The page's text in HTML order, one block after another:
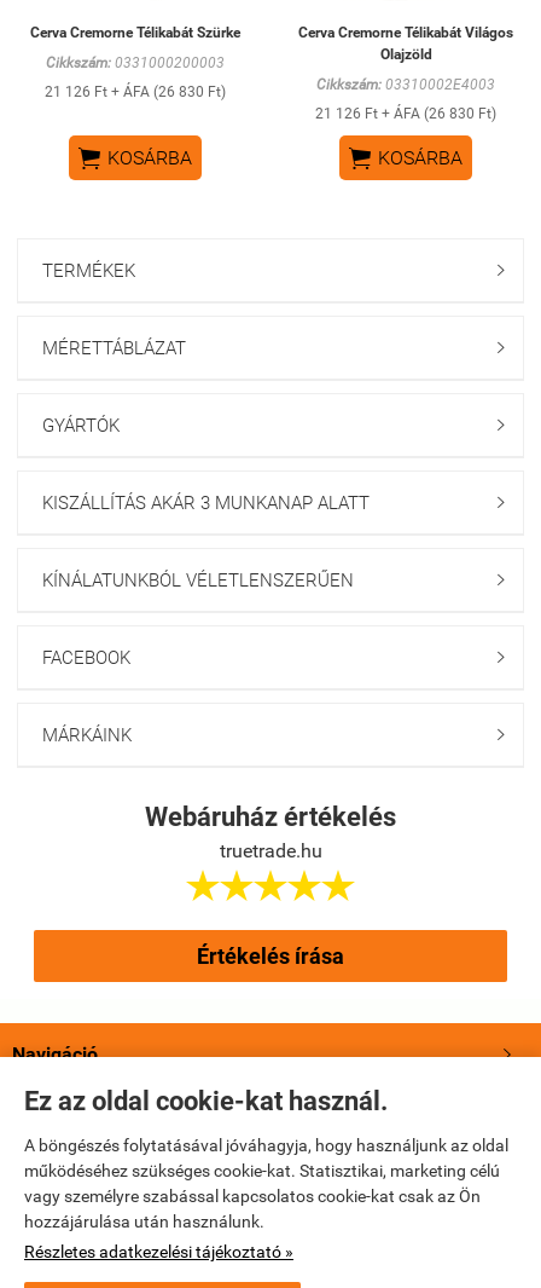
Ez az oldal cookie-kat használ.
A böngészés folytatásával jóváhagyja, hogy használjunk az oldal
működéséhez szükséges cookie-kat. Statisztikai, marketing célú
vagy személyre szabással kapcsolatos cookie-kat csak az Ön
hozzájárulása után használunk.
Részletes adatkezelési tájékoztató »
Cerva Cremorne Télikabát Szürke
Cikkszám: 0331000200003
21 126 Ft + ÁFA (26 830 Ft)
 KOSÁRBA
Cerva Cremorne Télikabát Világos
Olajzöld
Cikkszám: 03310002E4003
21 126 Ft + ÁFA (26 830 Ft)
 KOSÁRBA
TERMÉKEK 
MÉRETTÁBLÁZAT 
GYÁRTÓK 
KISZÁLLÍTÁS AKÁR 3 MUNKANAP ALATT 
KÍNÁLATUNKBÓL VÉLETLENSZERŰEN 
FACEBOOK 
MÁRKÁINK 
Webáruház értékelés
truetrade.hu

Értékelés írása
Navigáció 
Saját fiók
Bemutatkozás
Elérhetőségek